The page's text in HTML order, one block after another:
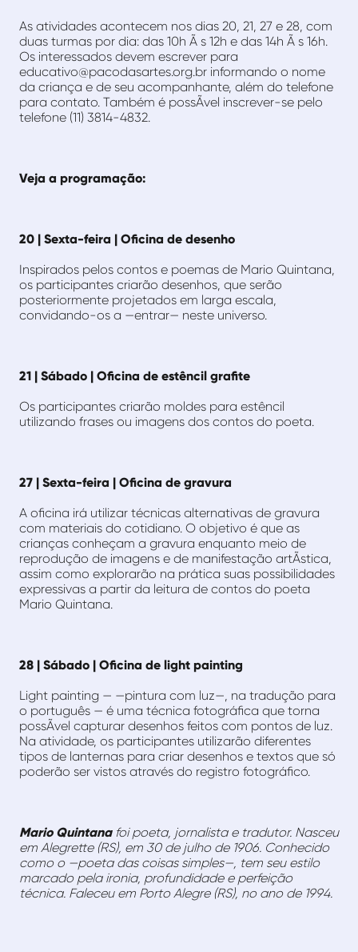
As atividades acontecem nos dias 20, 21, 27 e 28, com
duas turmas por dia: das 10h Ã s 12h e das 14h Ã s 16h.
Os interessados devem escrever para
educativo@pacodasartes.org.br informando o nome
da criança e de seu acompanhante, além do telefone
para contato. Também é possÃ­vel inscrever-se pelo
telefone (11) 3814-4832.
Veja a programação:
20 | Sexta-feira | Oficina de desenho
Inspirados pelos contos e poemas de Mario Quintana,
os participantes criarão desenhos, que serão
posteriormente projetados em larga escala,
convidando-os a —entrar— neste universo.
21 | Sábado | Oficina de estêncil grafite
Os participantes criarão moldes para estêncil
utilizando frases ou imagens dos contos do poeta.
27 | Sexta-feira | Oficina de gravura
A oficina irá utilizar técnicas alternativas de gravura
com materiais do cotidiano. O objetivo é que as
crianças conheçam a gravura enquanto meio de
reprodução de imagens e de manifestação artÃ­stica,
assim como explorarão na prática suas possibilidades
expressivas a partir da leitura de contos do poeta
Mario Quintana.
28 | Sábado | Oficina de light painting
Light painting — —pintura com luz—, na tradução para
o português — é uma técnica fotográfica que torna
possÃ­vel capturar desenhos feitos com pontos de luz.
Na atividade, os participantes utilizarão diferentes
tipos de lanternas para criar desenhos e textos que só
poderão ser vistos através do registro fotográfico.
Mario Quintanafoi poeta, jornalista e tradutor. Nasceu
em Alegrette (RS), em 30 de julho de 1906. Conhecido
como o —poeta das coisas simples—, tem seu estilo
marcado pela ironia, profundidade e perfeição
técnica. Faleceu em Porto Alegre (RS), no ano de 1994.